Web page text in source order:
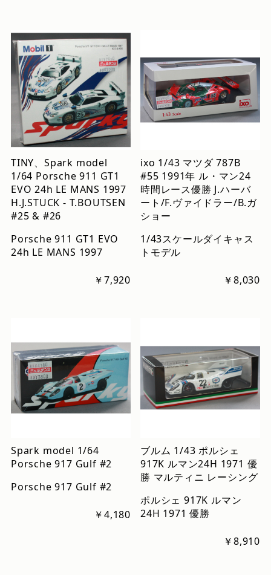
TINY、Spark model
1/64 Porsche 911 GT1
EVO 24h LE MANS 1997
H.J.STUCK - T.BOUTSEN
#25 & #26
Porsche 911 GT1 EVO
24h LE MANS 1997
￥7,920
ixo 1/43 マツダ 787B
#55 1991年 ル・マン24
時間レース優勝 J.ハーバ
ート/F.ヴァイドラー/B.ガ
ショー
1/43スケールダイキャス
トモデル
￥8,030
Spark model 1/64
Porsche 917 Gulf #2
Porsche 917 Gulf #2
￥4,180
ブルム 1/43 ポルシェ
917K ルマン24H 1971 優
勝 マルティニ レーシング
ポルシェ 917K ルマン
24H 1971 優勝
￥8,910